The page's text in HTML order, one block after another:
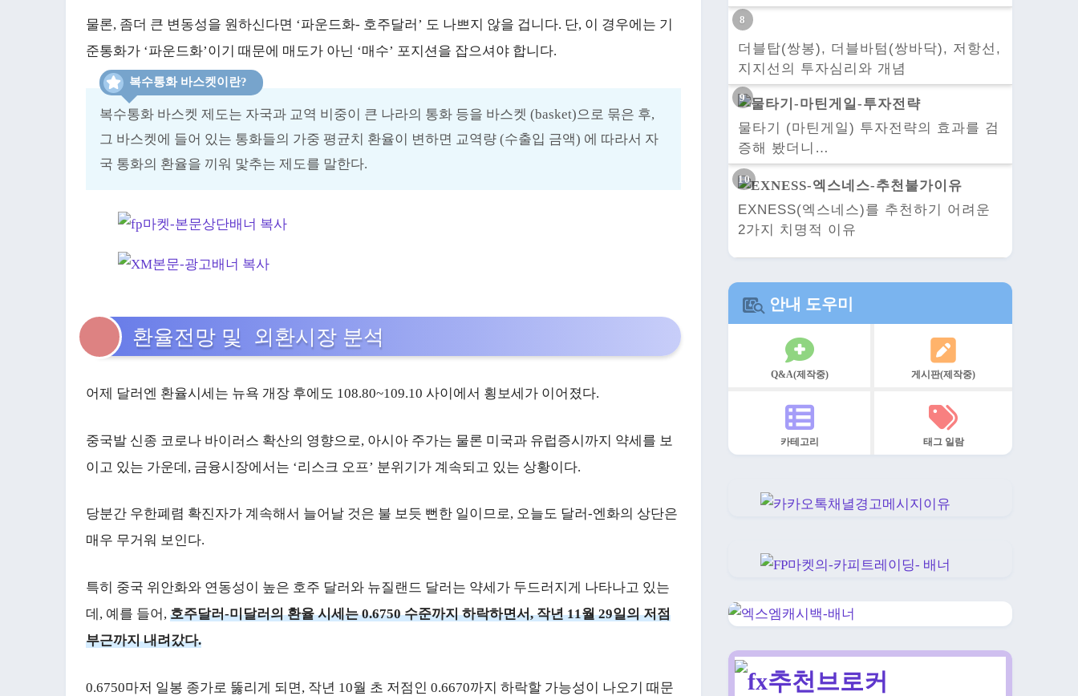
물론, 좀더 큰 변동성을 원하신다면 ‘파운드화- 호주달러’ 도 나쁘지 않을 겁니다. 단, 이 경우에는 기
준통화가 ‘파운드화’이기 때문에 매도가 아닌 ‘매수’ 포지션을 잡으셔야 합니다.
복수통화 바스켓이란?
복수통화 바스켓 제도는 자국과 교역 비중이 큰 나라의 통화 등을 바스켓 (basket)으로 묶은 후,
그 바스켓에 들어 있는 통화들의 가중 평균치 환율이 변하면 교역량 (수출입 금액) 에 따라서 자
국 통화의 환율을 끼워 맟추는 제도를 말한다.
환율전망 및 외환시장 분석
어제 달러엔 환율시세는 뉴욕 개장 후에도 108.80~109.10 사이에서 횡보세가 이어졌다.
중국발 신종 코로나 바이러스 확산의 영향으로, 아시아 주가는 물론 미국과 유럽증시까지 약세를 보
이고 있는 가운데, 금융시장에서는 ‘리스크 오프’ 분위기가 계속되고 있는 상황이다.
당분간 우한폐렴 확진자가 계속해서 늘어날 것은 불 보듯 뻔한 일이므로, 오늘도 달러-엔화의 상단은
매우 무거워 보인다.
특히 중국 위안화와 연동성이 높은 호주 달러와 뉴질랜드 달러는 약세가 두드러지게 나타나고 있는
데, 예를 들어, 호주달러-미달러의 환율 시세는 0.6750 수준까지 하락하면서, 작년 11월 29일의 저점
부근까지 내려갔다.
0.6750마저 일봉 종가로 뚫리게 되면, 작년 10월 초 저점인 0.6670까지 하락할 가능성이 나오기 때문
더블탑(쌍봉), 더블바텀(쌍바닥), 저항선,
지지선의 투자심리와 개념
물타기 (마틴게일) 투자전략의 효과를 검
증해 봤더니…
EXNESS(엑스네스)를 추천하기 어려운
2가지 치명적 이유
안내 도우미
Q&A(제작중) 게시판(제작중)
카테고리 태그 일람